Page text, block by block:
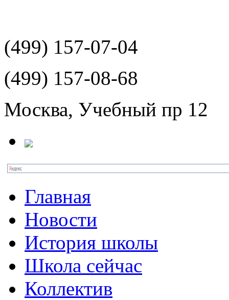
(499) 157-07-04
(499) 157-08-68
Москва, Учебный пр 12
Главная
Новости
История школы
Школа сейчас
Коллектив